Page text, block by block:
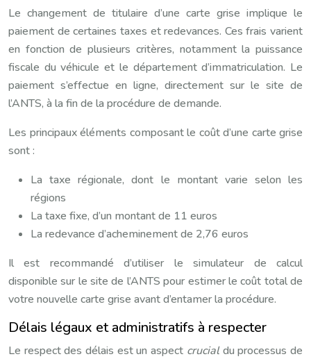
Le changement de titulaire d’une carte grise implique le
paiement de certaines taxes et redevances. Ces frais varient
en fonction de plusieurs critères, notamment la puissance
fiscale du véhicule et le département d’immatriculation. Le
paiement s’effectue en ligne, directement sur le site de
l’ANTS, à la fin de la procédure de demande.
Les principaux éléments composant le coût d’une carte grise
sont :
La taxe régionale, dont le montant varie selon les
régions
La taxe fixe, d’un montant de 11 euros
La redevance d’acheminement de 2,76 euros
Il est recommandé d’utiliser le simulateur de calcul
disponible sur le site de l’ANTS pour estimer le coût total de
votre nouvelle carte grise avant d’entamer la procédure.
Délais légaux et administratifs à respecter
Le respect des délais est un aspect crucialdu processus de